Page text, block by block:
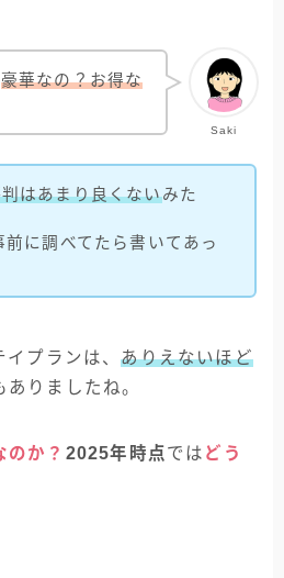
Saki
豪華なの？お得な
はあまり良くないみた
前に調べてたら書いてあっ
イプランは、ありえないほど
りましたね。
のか？ 2025年時点では どう